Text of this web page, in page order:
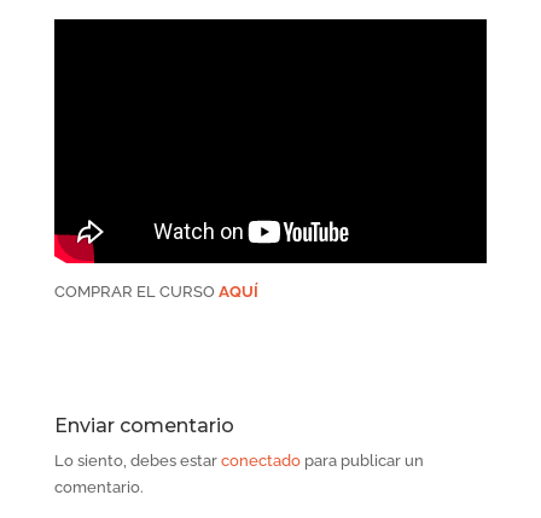
COMPRAR EL CURSO AQUÍ
Enviar comentario
Lo siento, debes estar conectadopara publicar un
comentario.